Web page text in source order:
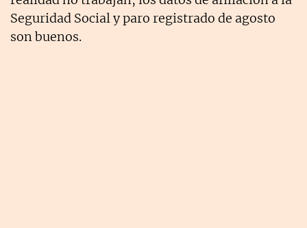
Seguridad Social y paro registrado de agosto
son buenos.